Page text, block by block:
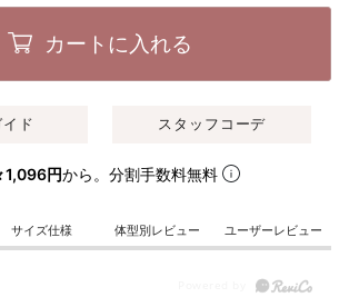
カートに入れる
ド スタッフコーデ
1,096円から。分割手数料無料
サイズ仕様 体型別レビュー ユーザーレビュー